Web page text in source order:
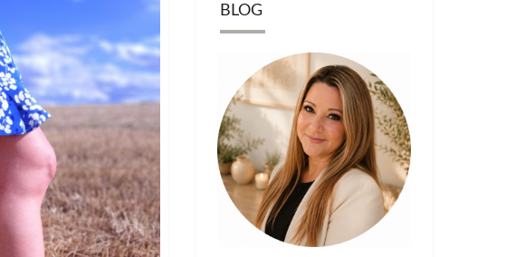
BLOG